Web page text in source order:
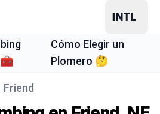
Cómo Elegir un
Plomero 🤔
Friend